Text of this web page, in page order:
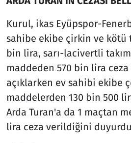
Kurul, ikas Eyüpspor-
sahibe ekibe çirkin ve kötü
bin lira, sarı-lacivertli
maddeden 570 bin lira
açıklarken ev sahibi ekibe
maddelerden 130 bin 500
Arda Turan'a da 1 maçtan
lira ceza verildiğini